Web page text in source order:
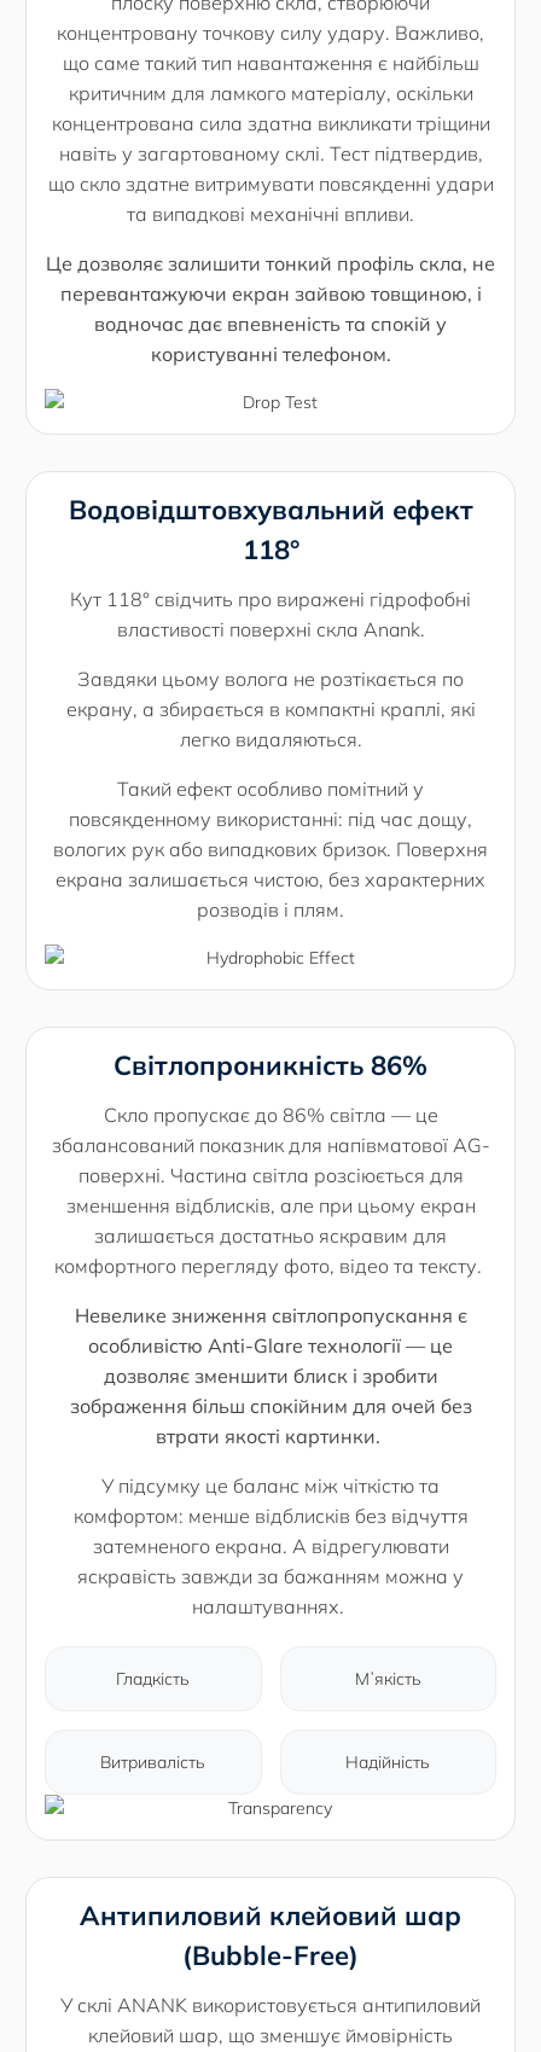
концентровану точкову силу удару. Важливо,
що саме такий тип навантаження є найбільш
критичним для ламкого матеріалу, оскільки
концентрована сила здатна викликати тріщини
навіть у загартованому склі. Тест підтвердив,
що скло здатне витримувати повсякденні удари
та випадкові механічні впливи.
Це дозволяє залишити тонкий профіль скла, не
перевантажуючи екран зайвою товщиною, і
водночас дає впевненість та спокій у
користуванні телефоном.
Водовідштовхувальний ефект
118°
Кут 118° свідчить про виражені гідрофобні
властивості поверхні скла Anank.
Завдяки цьому волога не розтікається по
екрану, а збирається в компактні краплі, які
легко видаляються.
Такий ефект особливо помітний у
повсякденному використанні: під час дощу,
вологих рук або випадкових бризок. Поверхня
екрана залишається чистою, без характерних
розводів і плям.
Світлопроникність 86%
Скло пропускає до 86% світла — це
збалансований показник для напівматової AG-
поверхні. Частина світла розсіюється для
зменшення відблисків, але при цьому екран
залишається достатньо яскравим для
комфортного перегляду фото, відео та тексту.
Невелике зниження світлопропускання є
особливістю Аnti-Glare технології — це
дозволяє зменшити блиск і зробити
зображення більш спокійним для очей без
втрати якості картинки.
У підсумку це баланс між чіткістю та
комфортом: менше відблисків без відчуття
затемненого екрана. А відрегулювати
яскравість завжди за бажанням можна у
налаштуваннях.
Гладкість Мʼякість
Витривалість Надійність
Антипиловий клейовий шар
(Bubble-Free)
У склі ANANK використовується антипиловий
клейовий шар, що зменшує ймовірність